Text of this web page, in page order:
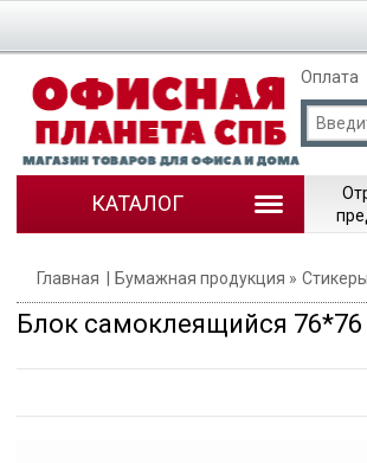
Оплата
КАТАЛОГ
Главная Бумажная продукция Стикеры
Блок самоклеящийся 76*76